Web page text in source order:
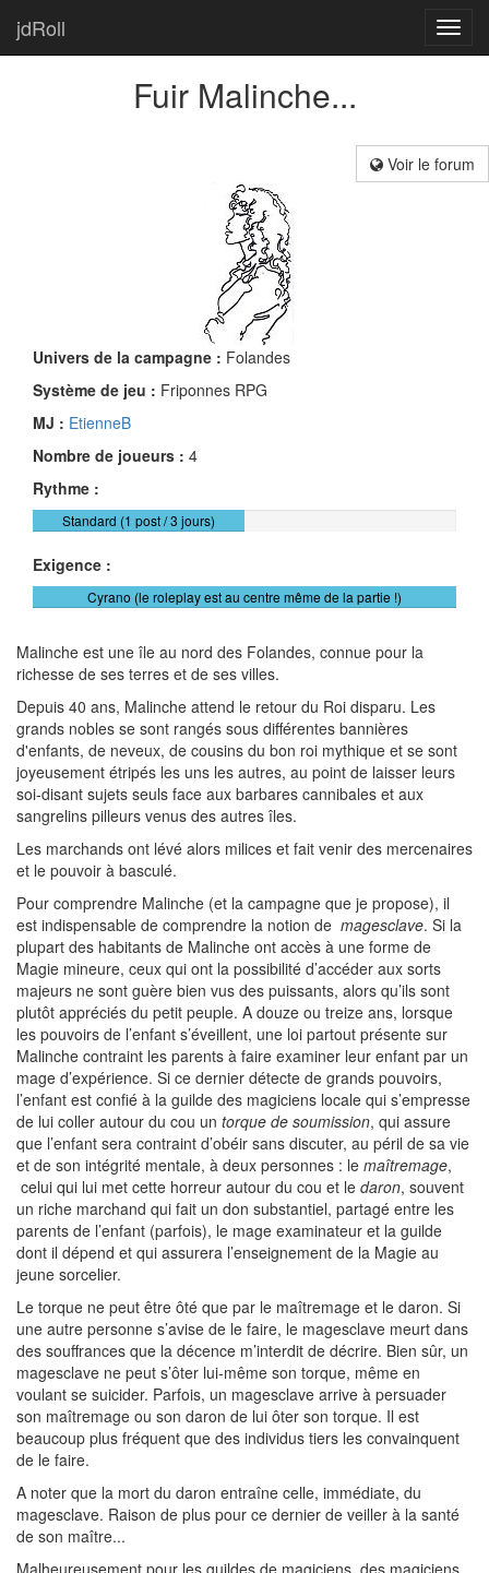
jdRoll
Fuir Malinche...
Voir le forum
Univers de la campagne : Folandes
Système de jeu : Friponnes RPG
MJ : EtienneB
Nombre de joueurs : 4
Rythme :
Standard (1 post / 3 jours)
Exigence :
Cyrano (le roleplay est au centre même de la partie !)
Malinche est une île au nord des Folandes, connue pour la
richesse de ses terres et de ses villes.
Depuis 40 ans, Malinche attend le retour du Roi disparu. Les
grands nobles se sont rangés sous différentes bannières
d'enfants, de neveux, de cousins du bon roi mythique et se sont
joyeusement étripés les uns les autres, au point de laisser leurs
soi-disant sujets seuls face aux barbares cannibales et aux
sangrelins pilleurs venus des autres îles.
Les marchands ont lévé alors milices et fait venir des mercenaires
et le pouvoir à basculé.
Pour comprendre Malinche (et la campagne que je propose), il
est indispensable de comprendre la notion de magesclave. Si la
plupart des habitants de Malinche ont accès à une forme de
Magie mineure, ceux qui ont la possibilité d’accéder aux sorts
majeurs ne sont guère bien vus des puissants, alors qu’ils sont
plutôt appréciés du petit peuple. A douze ou treize ans, lorsque
les pouvoirs de l’enfant s’éveillent, une loi partout présente sur
Malinche contraint les parents à faire examiner leur enfant par un
mage d’expérience. Si ce dernier détecte de grands pouvoirs,
l’enfant est confié à la guilde des magiciens locale qui s’empresse
de lui coller autour du cou un torque de soumission, qui assure
que l’enfant sera contraint d’obéir sans discuter, au péril de sa vie
et de son intégrité mentale, à deux personnes : le maîtremage,
celui qui lui met cette horreur autour du cou et le daron, souvent
un riche marchand qui fait un don substantiel, partagé entre les
parents de l’enfant (parfois), le mage examinateur et la guilde
dont il dépend et qui assurera l’enseignement de la Magie au
jeune sorcelier.
Le torque ne peut être ôté que par le maîtremage et le daron. Si
une autre personne s’avise de le faire, le magesclave meurt dans
des souffrances que la décence m’interdit de décrire. Bien sûr, un
magesclave ne peut s’ôter lui-même son torque, même en
voulant se suicider. Parfois, un magesclave arrive à persuader
son maîtremage ou son daron de lui ôter son torque. Il est
beaucoup plus fréquent que des individus tiers les convainquent
de le faire.
A noter que la mort du daron entraîne celle, immédiate, du
magesclave. Raison de plus pour ce dernier de veiller à la santé
de son maître...
Malheureusement pour les guildes de magiciens, des magiciens